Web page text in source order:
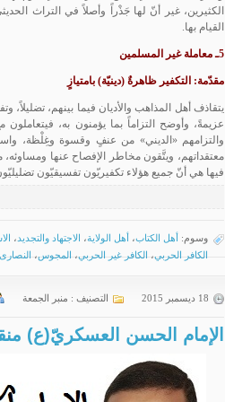
الكثيرين، غير أنّ لها جَذْراً وأصلاً في التراث
القيام بها.
5ـ معاملة غير المسلمين
مقدّمة: التكفير ظاهرةٌ (دينيّة) بامتيازٍ
يتقاذف أهل المذاهب والأديان فيما بينهم،
عزيمةً، وأوضح التزاماً بما يؤمنون به، فيتعاملون
والتزامهم «الديني» من عنفٍ وقسوة وغِلْظة،
معتقداتهم، ويتَّقون مخاطر الإفصاح عنها
فيها هي أنّ جميع هؤلاء تكفيريّون تفسيقيّون
وسوم: أهل الكتاب، أهل الولاية، الاجتهاد والتجديد ،
الكافر الحربي، الكافر غير الحربي، المجوس، النصارى
18 ديسمبر 2015 التصنيف : منبر الجمعة
الإمام الحسن العسكريّ(ع)